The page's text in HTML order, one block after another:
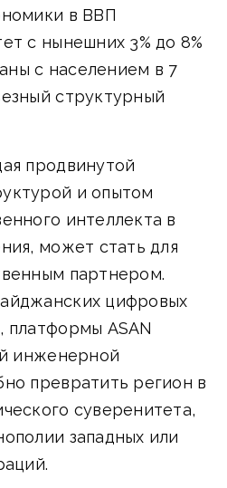
в ВВП
с нынешних 3% до 8%
с населением в 7
структурный
продвинутой
и опытом
интеллекта в
может стать для
партнером.
цифровых
ASAN
инженерной
превратить регион в
суверенитета,
западных или